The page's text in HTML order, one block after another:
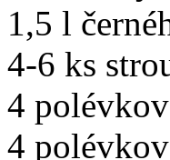
1,5 l
4-6 ks
4
4